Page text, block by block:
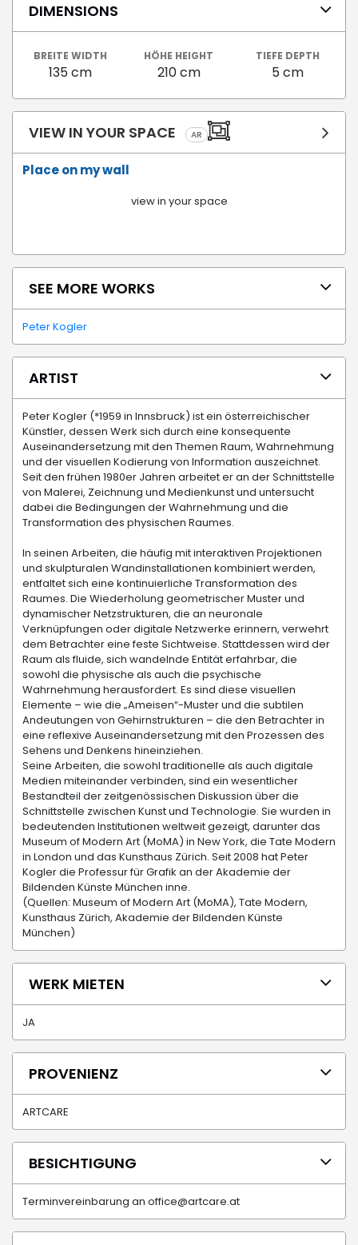
DIMENSIONS
BREITE WIDTH
135 cm
HÖHE HEIGHT
210 cm
TIEFE DEPTH
5 cm
VIEW IN YOUR SPACE AR
Place on my wall
view in your space
SEE MORE WORKS
Peter Kogler
ARTIST
Peter Kogler (*1959 in Innsbruck) ist ein österreichischer
Künstler, dessen Werk sich durch eine konsequente
Auseinandersetzung mit den Themen Raum, Wahrnehmung
und der visuellen Kodierung von Information auszeichnet.
Seit den frühen 1980er Jahren arbeitet er an der Schnittstelle
von Malerei, Zeichnung und Medienkunst und untersucht
dabei die Bedingungen der Wahrnehmung und die
Transformation des physischen Raumes.
In seinen Arbeiten, die häufig mit interaktiven Projektionen
und skulpturalen Wandinstallationen kombiniert werden,
entfaltet sich eine kontinuierliche Transformation des
Raumes. Die Wiederholung geometrischer Muster und
dynamischer Netzstrukturen, die an neuronale
Verknüpfungen oder digitale Netzwerke erinnern, verwehrt
dem Betrachter eine feste Sichtweise. Stattdessen wird der
Raum als fluide, sich wandelnde Entität erfahrbar, die
sowohl die physische als auch die psychische
Wahrnehmung herausfordert. Es sind diese visuellen
Elemente – wie die „Ameisen“-Muster und die subtilen
Andeutungen von Gehirnstrukturen – die den Betrachter in
eine reflexive Auseinandersetzung mit den Prozessen des
Sehens und Denkens hineinziehen.
Seine Arbeiten, die sowohl traditionelle als auch digitale
Medien miteinander verbinden, sind ein wesentlicher
Bestandteil der zeitgenössischen Diskussion über die
Schnittstelle zwischen Kunst und Technologie. Sie wurden in
bedeutenden Institutionen weltweit gezeigt, darunter das
Museum of Modern Art (MoMA) in New York, die Tate Modern
in London und das Kunsthaus Zürich. Seit 2008 hat Peter
Kogler die Professur für Grafik an der Akademie der
Bildenden Künste München inne.
(Quellen: Museum of Modern Art (MoMA), Tate Modern,
Kunsthaus Zürich, Akademie der Bildenden Künste
München)
WERK MIETEN
JA
PROVENIENZ
ARTCARE
BESICHTIGUNG
Terminvereinbarung an office@artcare.at